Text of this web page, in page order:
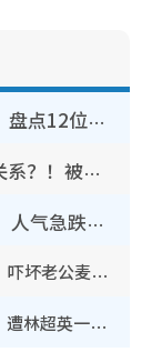
《爱·回家》隐形富豪卧虎藏龙！盘点12位财气逼人的有钱艺人：这位美女3亿身家不愁做
叶泓文拍拖一周年亲口否认情侣关系？！被质疑感情造假竟称GM“普通同事”
30岁男艺人低调宣布已秘密离巢！人气急跌变失踪人口：“这几年过得并不容易”
简淑儿染金发剪短头发气质判若两人！吓坏老公麦大力都认不出：“你做什么？”
TVB新闻主播陈嘉欣镜头前罕见失守！遭林超英一句话突袭吓坏当场大笑